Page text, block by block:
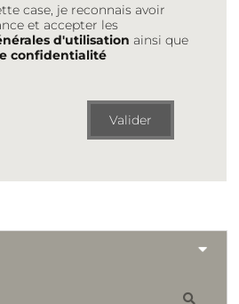
case, je reconnais avoir
et accepter les
d'utilisation ainsi que
confidentialité
Valider